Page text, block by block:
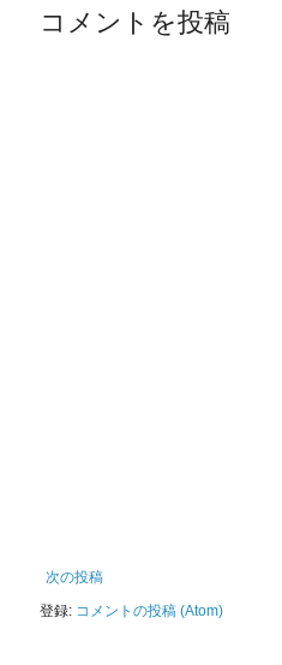
コメントを投稿
次の投稿
登録: コメントの投稿 (Atom)